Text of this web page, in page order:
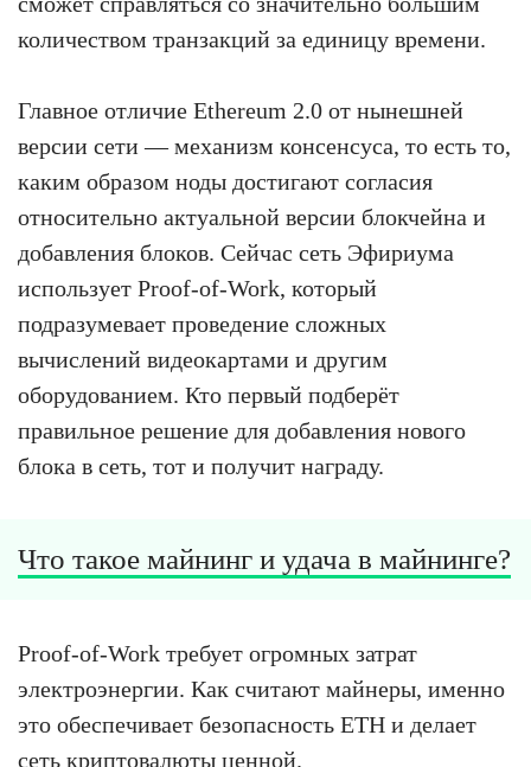
количеством транзакций за единицу времени.
Главное отличие Ethereum 2.0 от нынешней
версии сети — механизм консенсуса, то есть то,
каким образом ноды достигают согласия
относительно актуальной версии блокчейна и
добавления блоков. Сейчас сеть Эфириума
использует Proof-of-Work, который
подразумевает проведение сложных
вычислений видеокартами и другим
оборудованием. Кто первый подберёт
правильное решение для добавления нового
блока в сеть, тот и получит награду.
Что такое майнинг и удача в майнинге?
Proof-of-Work требует огромных затрат
электроэнергии. Как считают майнеры, именно
это обеспечивает безопасность ETH и делает
сеть криптовалюты ценной.